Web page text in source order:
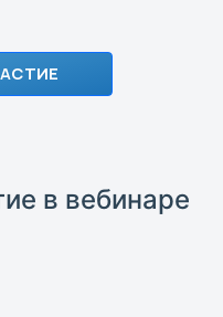
в вебинаре